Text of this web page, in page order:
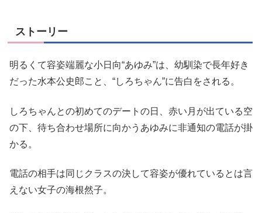
ストーリー
明るくて容姿端麗な小日向“あゆみ”は、幼馴染で長年好き
だった水本公史郎こと、“しろちゃん”に告白をされる。
しろちゃんとの初めてのデートの日、赤い月が出ている空
の下、待ち合わせ場所に向かうあゆみに非通知の電話が掛
かる。
電話の相手は同じクラスの決して容姿が優れているとは言
えない女子の海根然子。